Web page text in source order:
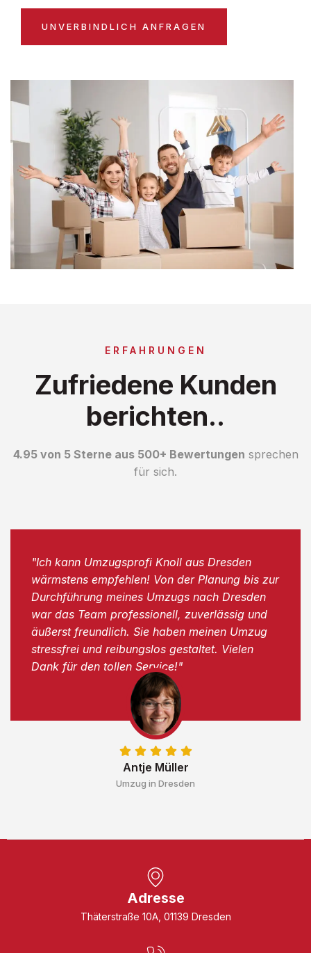
UNVERBINDLICH ANFRAGEN
ERFAHRUNGEN
Zufriedene Kunden
berichten..
4.95 von 5 Sterne aus 500+ Bewertungen sprechen
für sich.
Antje Müller
Umzug in Dresden
"Ich kann Umzugsprofi Knoll aus Dresden
wärmstens empfehlen! Von der Planung bis zur
Durchführung meines Umzugs nach Dresden
war das Team professionell, zuverlässig und
äußerst freundlich. Sie haben meinen Umzug
stressfrei und reibungslos gestaltet. Vielen
Dank für den tollen Service!"
Adresse
Thäterstraße 10A, 01139 Dresden